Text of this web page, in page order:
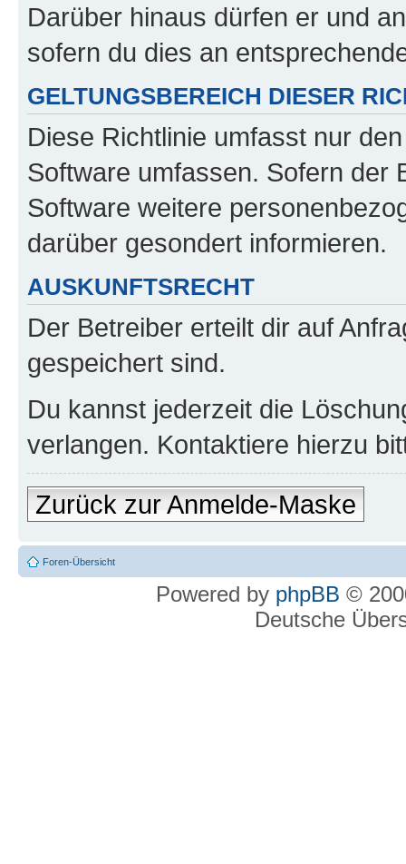
Darüber hinaus dürfen er und
sofern du dies an
GELTUNGSBEREICH DIESER
Diese Richtlinie umfasst nur
Software umfassen. Sofern der
Software weitere
darüber gesondert informieren.
AUSKUNFTSRECHT
Der Betreiber erteilt dir auf
gespeichert sind.
Du kannst jederzeit die
verlangen. Kontaktiere hierzu
Zurück zur Anmelde-Maske
Foren-Übersicht
Powered by phpBB ©
Deutsche